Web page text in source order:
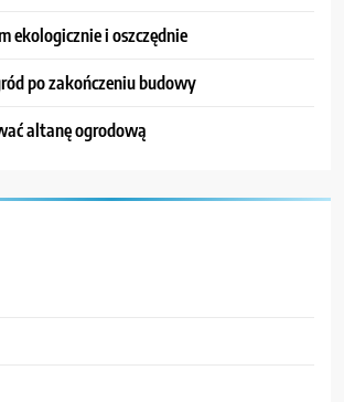
ekologicznie i oszczędnie
po zakończeniu budowy
altanę ogrodową